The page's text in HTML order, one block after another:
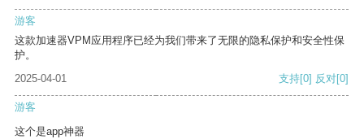
游客
这款加速器VPM应用程序已经为我们带来了无限的隐私保护和安全性保
护。
2025-04-01
支持[0] 反对[0]
游客
这个是app神器